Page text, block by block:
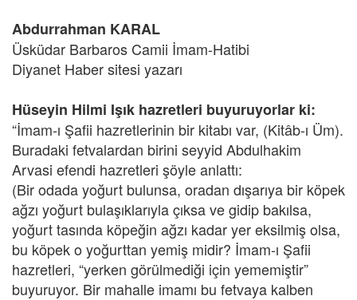
Abdurrahman KARAL
Üsküdar Barbaros Camii İmam-Hatibi
Diyanet Haber sitesi yazarı
Hüseyin Hilmi Işık hazretleri buyuruyorlar ki:
“İmam-ı Şafii hazretlerinin bir kitabı var, (Kitâb-ı Üm).
Buradaki fetvalardan birini seyyid Abdulhakim
Arvasi efendi hazretleri şöyle anlattı:
(Bir odada yoğurt bulunsa, oradan dışarıya bir köpek
ağzı yoğurt bulaşıklarıyla çıksa ve gidip bakılsa,
yoğurt tasında köpeğin ağzı kadar yer eksilmiş olsa,
bu köpek o yoğurttan yemiş midir? İmam-ı Şafii
hazretleri, “yerken görülmediği için yememiştir”
buyuruyor. Bir mahalle imamı bu fetvaya kalben